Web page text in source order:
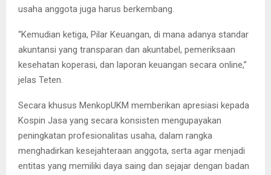
usaha anggota juga harus berkembang.
“Kemudian ketiga, Pilar Keuangan, di mana adanya standar
akuntansi yang transparan dan akuntabel, pemeriksaan
kesehatan koperasi, dan laporan keuangan secara online,”
jelas Teten.
Secara khusus MenkopUKM memberikan apresiasi kepada
Kospin Jasa yang secara konsisten mengupayakan
peningkatan profesionalitas usaha, dalam rangka
menghadirkan kesejahteraan anggota, serta agar menjadi
entitas yang memiliki daya saing dan sejajar dengan badan